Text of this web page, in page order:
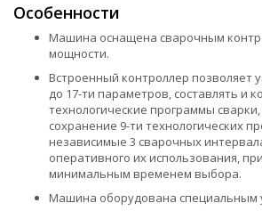
Особенности
Машина оснащена сварочным
мощности.
Встроенный контроллер позволяет
до 17-ти параметров, составлять и
технологические программы
сохранение 9-ти технологических
независимые 3 сварочных
оперативного их использования,
минимальным временем выбора.
Машина оборудована специальным